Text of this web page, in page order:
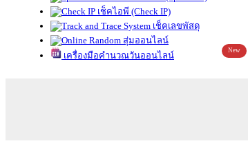
เช็คไอพี (Check IP)
เช็คเลขพัสดุ
สุ่มออนไลน์
เครื่องมือคำนวณวันออนไลน์
New